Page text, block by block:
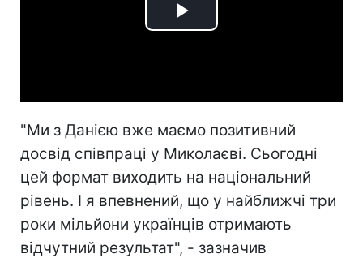
Play
"Ми з Данією вже маємо позитивний
досвід співпраці у Миколаєві. Сьогодні
цей формат виходить на національний
рівень. І я впевнений, що у найближчі три
роки мільйони українців отримають
відчутний результат", - зазначив